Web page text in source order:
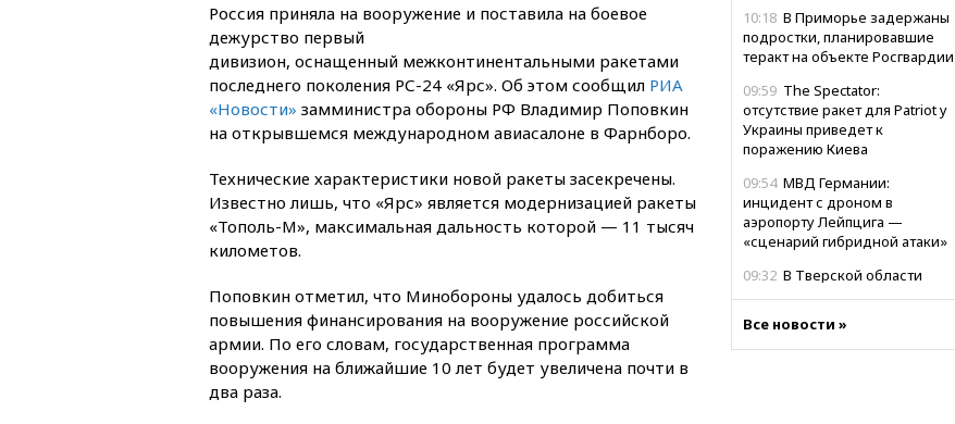
10:18 В Приморье задержаны
подростки, планировавшие
теракт на объекте Росгвардии
09:59 The Spectator:
отсутствие ракет для Patriot у
Украины приведет к
поражению Киева
09:54 МВД Германии:
инцидент с дроном в
аэропорту Лейпцига —
«сценарий гибридной атаки»
09:32 В Тверской области
Wildberries
Все новости »
Россия приняла на вооружение и поставила на боевое
дежурство первый
дивизион, оснащенный межконтинентальными ракетами
последнего поколения РС-24 «Ярс». Об этом сообщил РИА
«Новости» замминистра обороны РФ Владимир Поповкин
на открывшемся международном авиасалоне в Фарнборо.
Технические характеристики новой ракеты засекречены.
Известно лишь, что «Ярс» является модернизацией ракеты
«Тополь-М», максимальная дальность которой — 11 тысяч
километов.
Поповкин отметил, что Минобороны удалось добиться
повышения финансирования на вооружение российской
армии. По его словам, государственная программа
вооружения на ближайшие 10 лет будет увеличена почти в
два раза.